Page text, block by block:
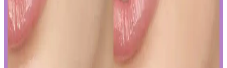
Diş macunu ve diş fırçası, ağız hijyeninin temel taşlarıdır. Florür
içeren ürünler dişleri güçlendirir, düzenli kullanım sağlıklı gülüşler
sağlar.
Uzun Süre Kalıcı ve Doğal Mat Fondötenler:
Günlük Kullanım İçin En İyi Seçenekler ve İpuçları